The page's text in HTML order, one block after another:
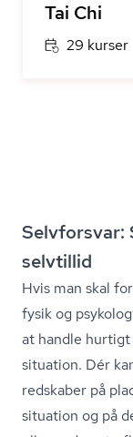
Tai Chi
29 kurser
Selvforsvar:
selvtillid
Hvis man skal
fysik og
at handle
situation. Dér
redskaber på
situation og på